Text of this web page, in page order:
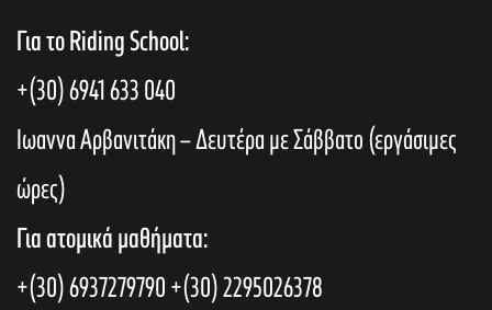
Για το Riding School:
+(30) 6941 633 040
Ιωαννα Αρβανιτάκη – Δευτέρα με Σάββατο (εργάσιμες
ώρες)
Για ατομικά μαθήματα:
+(30) 6937279790+(30) 2295026378